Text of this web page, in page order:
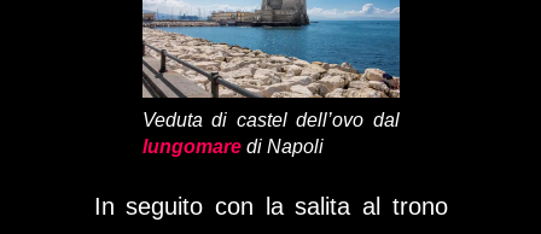
Veduta di castel dell’ovo dal
lungomaredi Napoli
In seguito con la salita al trono